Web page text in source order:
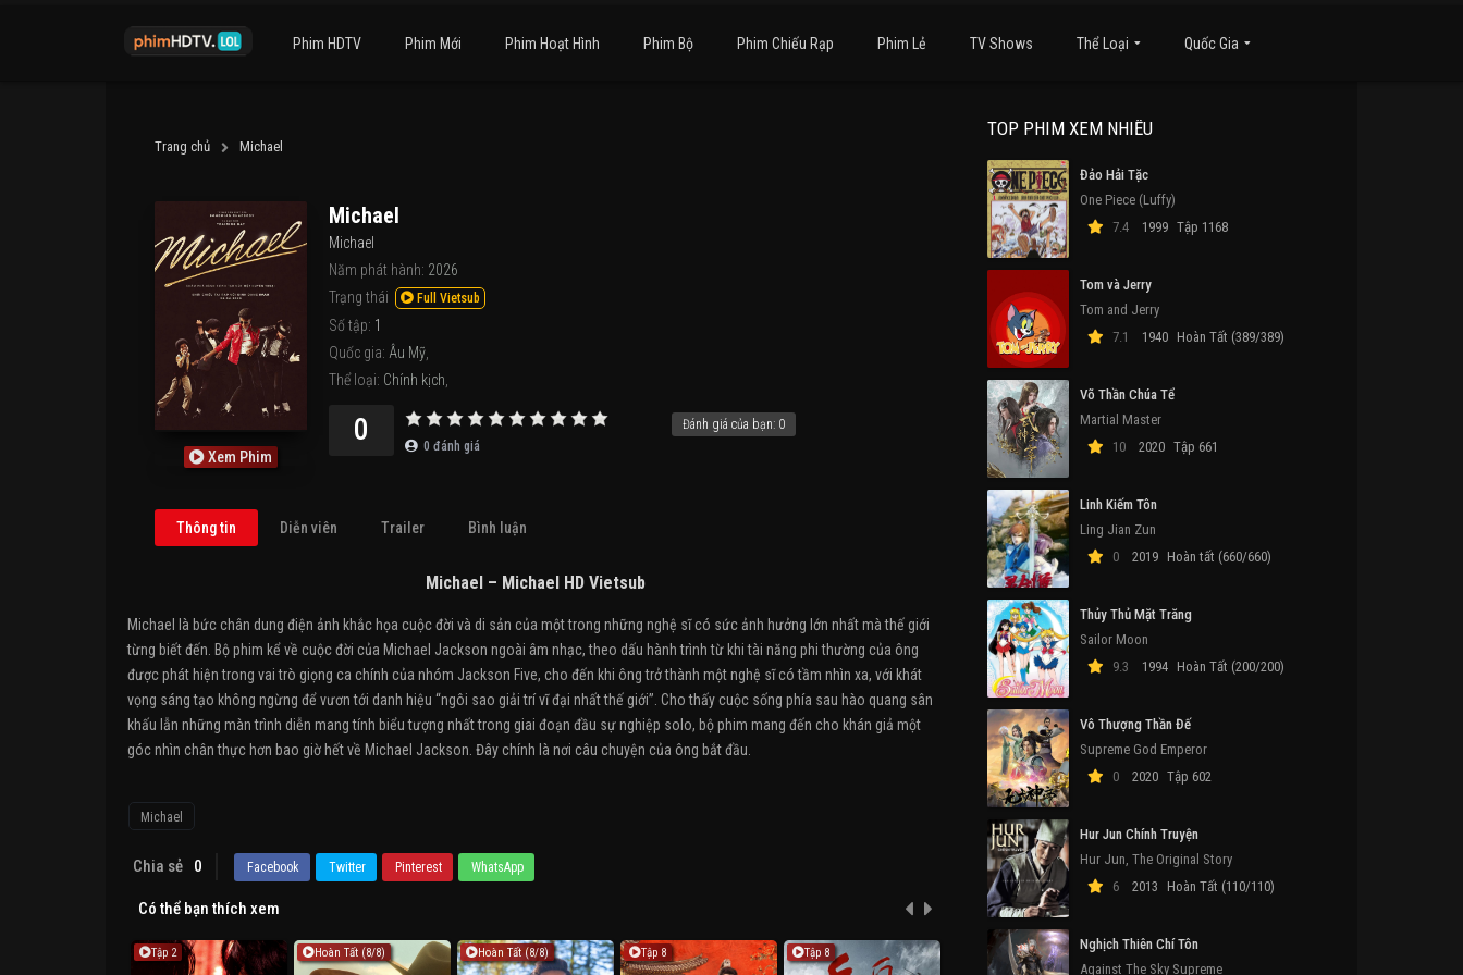
Phim HDTV Phim Mới Phim Hoạt Hình Phim Bộ Phim Chiếu Rạp Phim Lẻ TV Shows Thể Loại Quốc Gia
Trang chủ Michael
Xem Phim
Michael
Michael
Năm phát hành: 2026
Trạng thái
Full Vietsub
Số tập: 1
Quốc gia: Âu Mỹ
Thể loại: Chính kịch
Đánh giá của bạn: 0
0 0 đánh giá
Thông tin Diễn viên Trailer Bình luận
Michael – Michael HD Vietsub
Michael là bức chân dung điện ảnh khắc họa cuộc đời và di sản của một trong những nghệ sĩ có sức ảnh hưởng lớn nhất mà thế giới
từng biết đến. Bộ phim kể về cuộc đời của Michael Jackson ngoài âm nhạc, theo dấu hành trình từ khi tài năng phi thường của ông
được phát hiện trong vai trò giọng ca chính của nhóm Jackson Five, cho đến khi ông trở thành một nghệ sĩ có tầm nhìn xa, với khát
vọng sáng tạo không ngừng để vươn tới danh hiệu “ngôi sao giải trí vĩ đại nhất thế giới”. Cho thấy cuộc sống phía sau hào quang sân
khấu lẫn những màn trình diễn mang tính biểu tượng nhất trong giai đoạn đầu sự nghiệp solo, bộ phim mang đến cho khán giả một
góc nhìn chân thực hơn bao giờ hết về Michael Jackson. Đây chính là nơi câu chuyện của ông bắt đầu.
Michael
Chia sẻ 0 Facebook Twitter Pinterest WhatsApp
Có thể bạn thích xem
Tập 2 Hoàn Tất (8/8) Hoàn Tất (8/8) Tập 8 Tập 8 Full
TOP PHIM XEM NHIỀU
Đảo Hải Tặc
One Piece (Luffy)
7.4
1999 Tập 1168
Tom và Jerry
Tom and Jerry
7.1
1940 Hoàn Tất (389/389)
Võ Thần Chúa Tể
Martial Master
10
2020 Tập 661
Linh Kiếm Tôn
Ling Jian Zun
0
2019 Hoàn tất (660/660)
Thủy Thủ Mặt Trăng
Sailor Moon
9.3
1994 Hoàn Tất (200/200)
Vô Thượng Thần Đế
Supreme God Emperor
0
2020 Tập 602
Hur Jun Chính Truyện
Hur Jun, The Original Story
6
2013 Hoàn Tất (110/110)
Nghịch Thiên Chí Tôn
Against The Sky Supreme